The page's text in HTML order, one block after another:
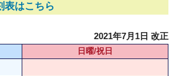
表はこちら
2021年7月1日 改正
日曜/祝日